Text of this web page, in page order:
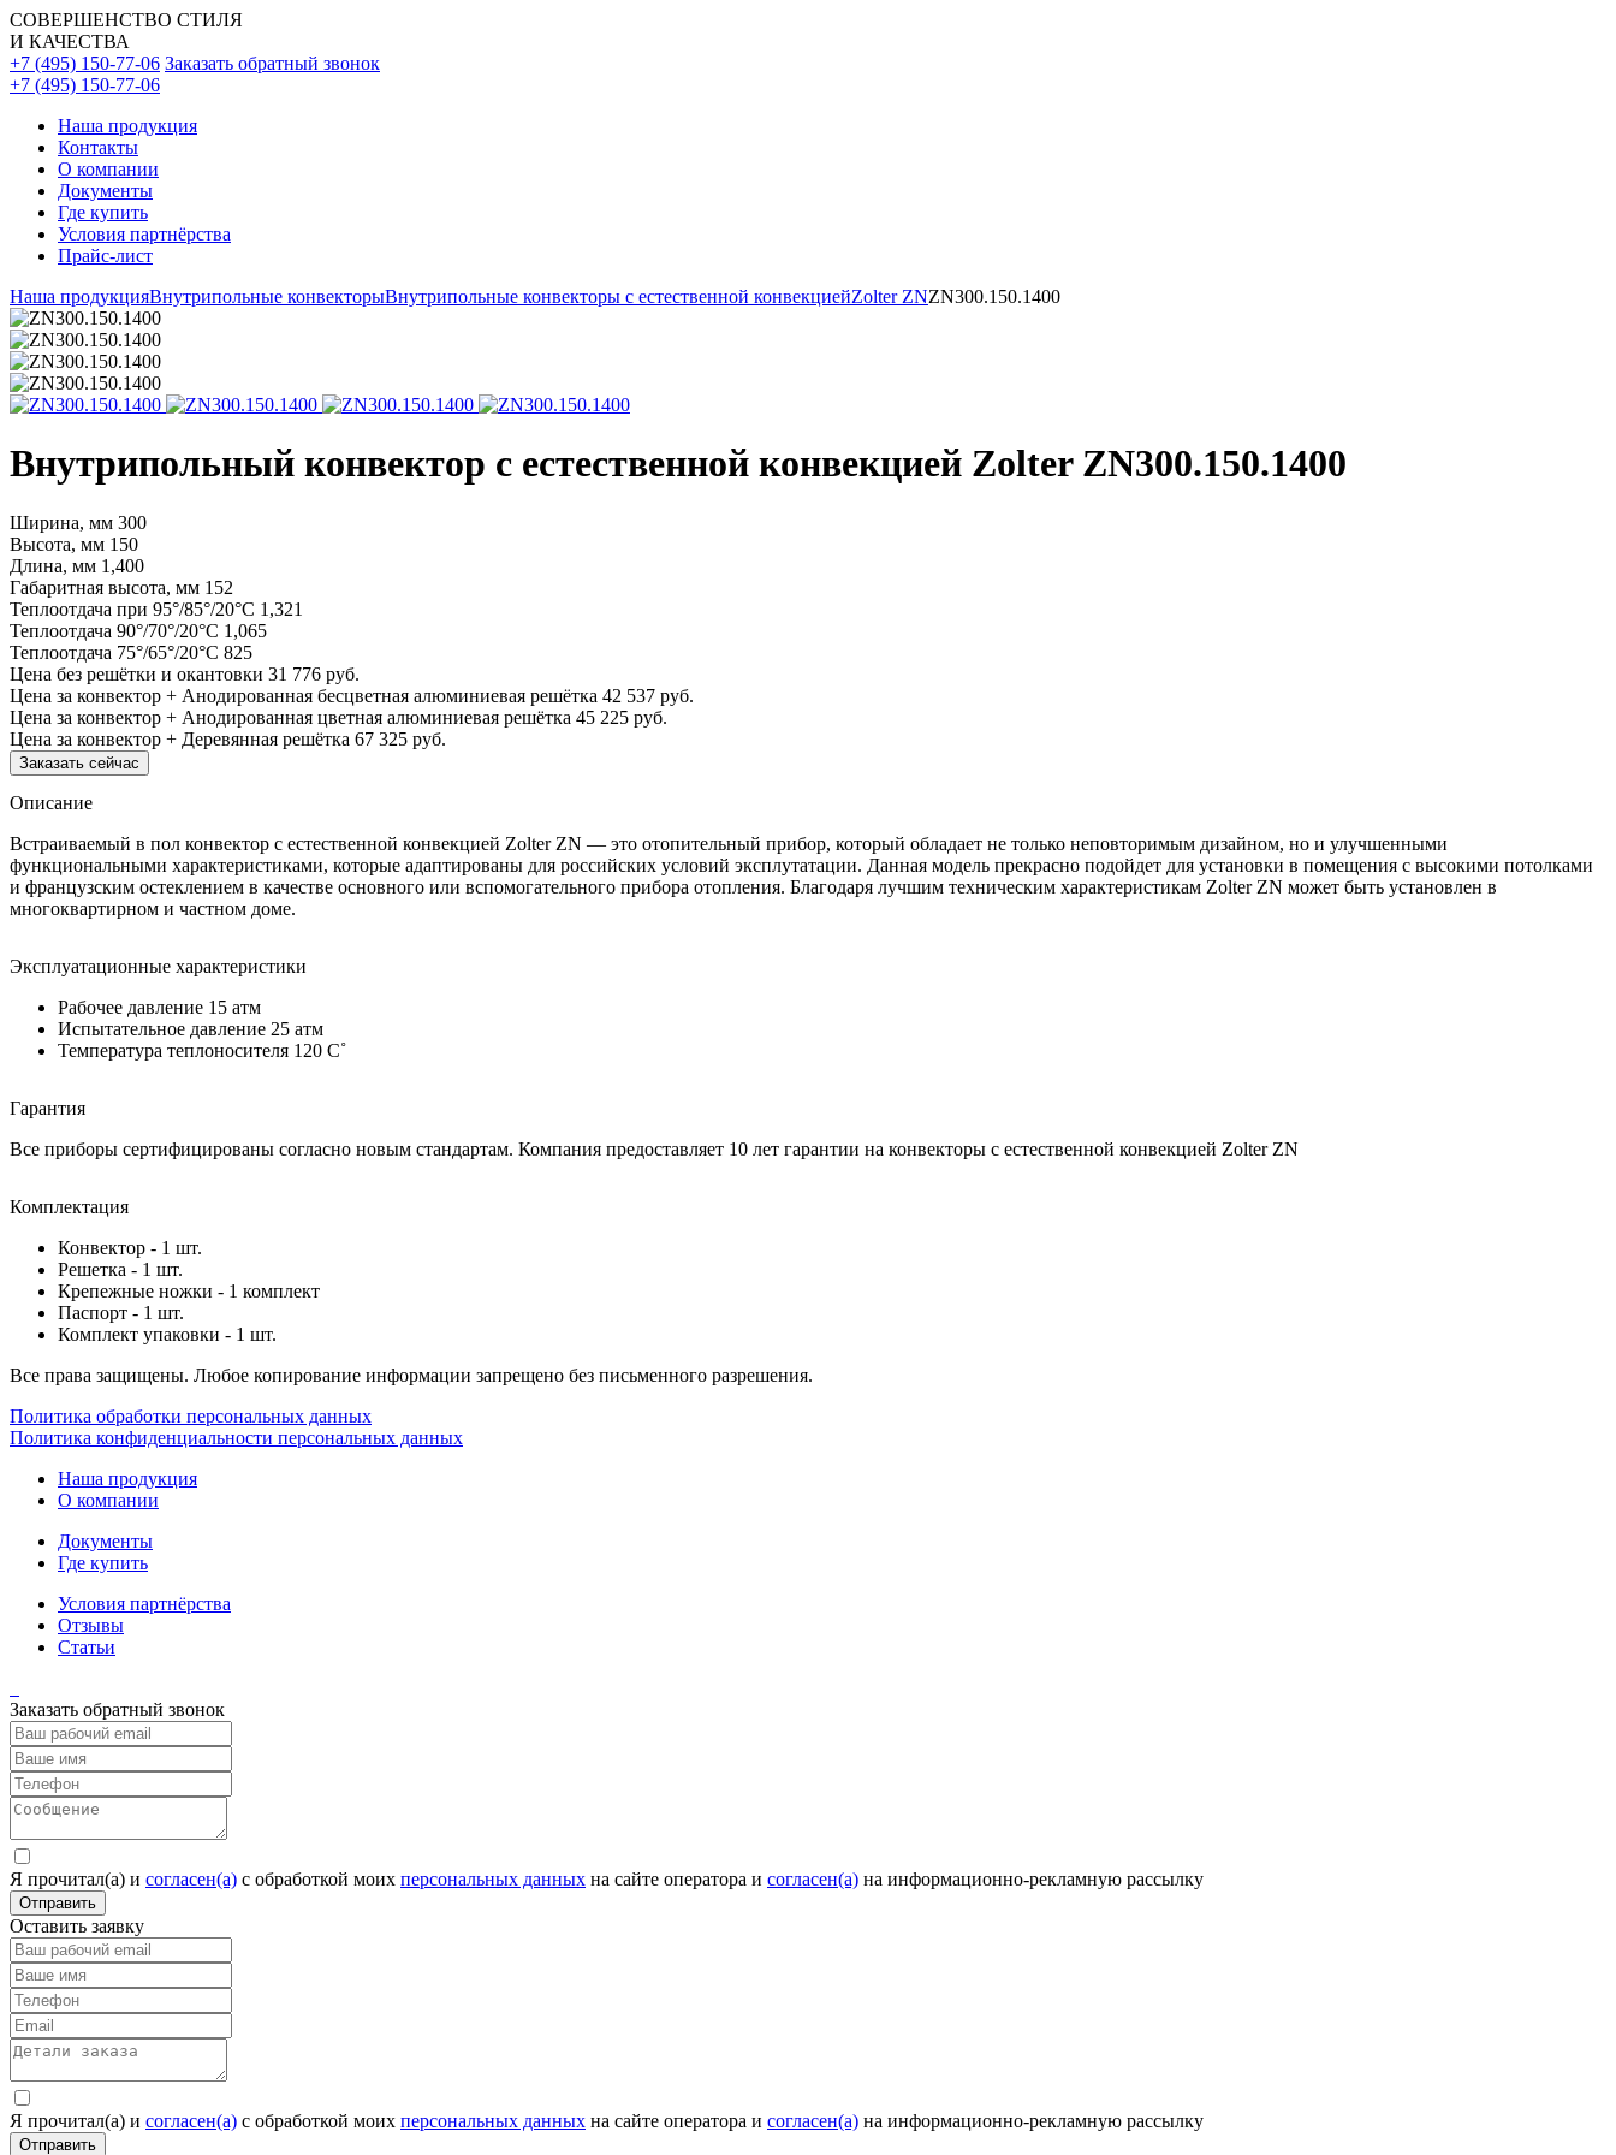
СОВЕРШЕНСТВО СТИЛЯ
И КАЧЕСТВА
+7 (495) 150-77-06 Заказать обратный звонок
+7 (495) 150-77-06
Наша продукция
Контакты
О компании
Документы
Где купить
Условия партнёрства
Прайс-лист
Наша продукцияВнутрипольные конвекторыВнутрипольные конвекторы с естественной конвекциейZolter ZNZN300.150.1400
Внутрипольный конвектор с естественной конвекцией Zolter ZN300.150.1400
Ширина, мм 300
Высота, мм 150
Длина, мм 1,400
Габаритная высота, мм 152
Теплоотдача при 95°/85°/20°С 1,321
Теплоотдача 90°/70°/20°С 1,065
Теплоотдача 75°/65°/20°С 825
Цена без решётки и окантовки 31 776 руб.
Цена за конвектор + Анодированная бесцветная алюминиевая решётка 42 537 руб.
Цена за конвектор + Анодированная цветная алюминиевая решётка 45 225 руб.
Цена за конвектор + Деревянная решётка 67 325 руб.
Заказать сейчас
Описание
Встраиваемый в пол конвектор с естественной конвекцией Zolter ZN — это отопительный прибор, который обладает не только неповторимым дизайном, но и улучшенными
функциональными характеристиками, которые адаптированы для российских условий эксплутатации. Данная модель прекрасно подойдет для установки в помещения с высокими потолками
и французским остеклением в качестве основного или вспомогательного прибора отопления. Благодаря лучшим техническим характеристикам Zolter ZN может быть установлен в
многоквартирном и частном доме.
Эксплуатационные характеристики
Рабочее давление 15 атм
Испытательное давление 25 атм
Температура теплоносителя 120 C˚
Гарантия
Все приборы сертифицированы согласно новым стандартам. Компания предоставляет 10 лет гарантии на конвекторы с естественной конвекцией Zolter ZN
Комплектация
Конвектор - 1 шт.
Решетка - 1 шт.
Крепежные ножки - 1 комплект
Паспорт - 1 шт.
Комплект упаковки - 1 шт.
Все права защищены. Любое копирование информации запрещено без письменного разрешения.
Политика обработки персональных данных
Политика конфиденциальности персональных данных
Наша продукция
О компании
Документы
Где купить
Условия партнёрства
Отзывы
Статьи
Заказать обратный звонок
Я прочитал(а) и согласен(а) c обработкой моих персональных данных на сайте оператора и согласен(а) на информационно-рекламную рассылку
Отправить
Оставить заявку
Я прочитал(а) и согласен(а) c обработкой моих персональных данных на сайте оператора и согласен(а) на информационно-рекламную рассылку
Отправить